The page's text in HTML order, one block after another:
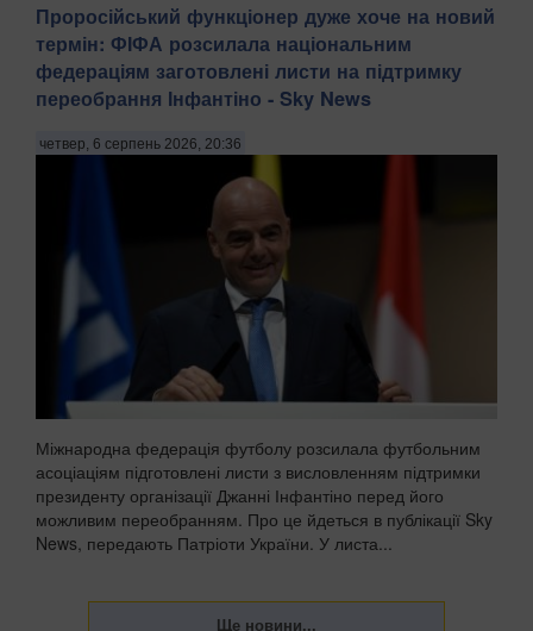
Проросійський функціонер дуже хоче на новий
термін: ФІФА розсилала національним
федераціям заготовлені листи на підтримку
переобрання Інфантіно - Sky News
четвер, 6 серпень 2026, 20:36
Міжнародна федерація футболу розсилала футбольним
асоціаціям підготовлені листи з висловленням підтримки
президенту організації Джанні Інфантіно перед його
можливим переобранням. Про це йдеться в публікації Sky
News, передають Патріоти України. У листа...